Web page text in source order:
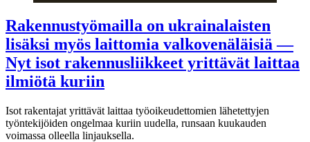
Rakennustyömailla on ukrainalaisten
lisäksi myös laittomia valkovenäläisiä —
Nyt isot rakennusliikkeet yrittävät laittaa
ilmiötä kuriin
Isot rakentajat yrittävät laittaa työoikeudettomien lähetettyjen
työntekijöiden ongelmaa kuriin uudella, runsaan kuukauden
voimassa olleella linjauksella.